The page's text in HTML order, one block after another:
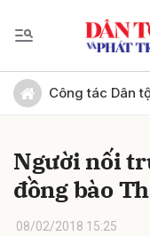
Công tác Dân
Người nối
đồng bào
08/02/2018 15:25
Gửi bình luận